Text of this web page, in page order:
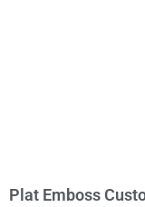
Plat Emboss